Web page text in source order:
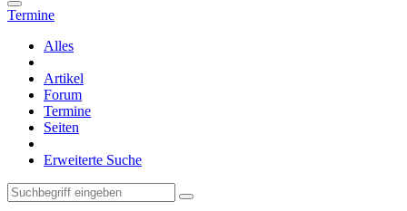
Termine
Alles
Artikel
Forum
Termine
Seiten
Erweiterte Suche